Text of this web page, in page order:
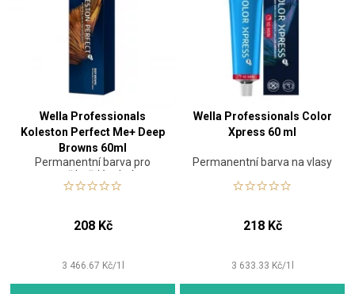
Wella Professionals
Koleston Perfect Me+ Deep
Browns 60ml
Permanentní barva pro
tmavě hnědé odstíny
208 Kč
3 466.67 Kč/1
Wella Professionals Color
Xpress 60 ml
Permanentní barva na vlasy
218 Kč
3 633.33 Kč/1